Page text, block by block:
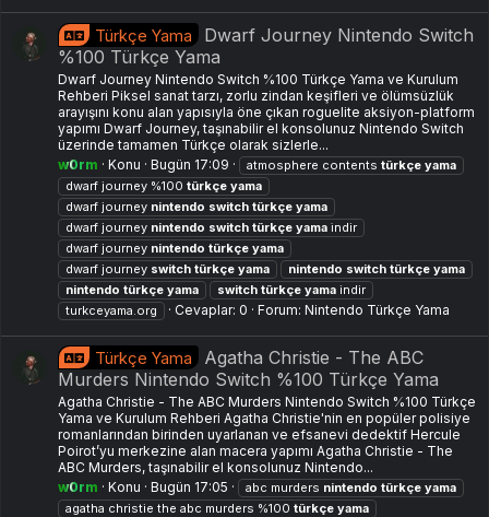
Türkçe Yama
Dwarf Journey Nintendo Switch
%100 Türkçe Yama
Dwarf Journey Nintendo Switch %100 Türkçe Yama ve Kurulum
Rehberi Piksel sanat tarzı, zorlu zindan keşifleri ve ölümsüzlük
arayışını konu alan yapısıyla öne çıkan roguelite aksiyon-platform
yapımı Dwarf Journey, taşınabilir el konsolunuz Nintendo Switch
üzerinde tamamen Türkçe olarak sizlerle...
w0rm
Konu Bugün 17:09 atmosphere contents türkçe yama
dwarf journey %100 türkçe yama
dwarf journey nintendo switch türkçe yama
dwarf journey nintendo switch türkçe yama i̇ndir
dwarf journey nintendo türkçe yama
dwarf journey switch türkçe yama nintendo switch türkçe yama
nintendo türkçe yama switch türkçe yama indir
turkceyama.org
Cevaplar: 0 Forum: Nintendo Türkçe Yama
Türkçe Yama
Agatha Christie - The ABC
Murders Nintendo Switch %100 Türkçe Yama
Agatha Christie - The ABC Murders Nintendo Switch %100 Türkçe
Yama ve Kurulum Rehberi Agatha Christie'nin en popüler polisiye
romanlarından birinden uyarlanan ve efsanevi dedektif Hercule
Poirot’yu merkezine alan macera yapımı Agatha Christie - The
ABC Murders, taşınabilir el konsolunuz Nintendo...
w0rm
Konu Bugün 17:05 abc murders nintendo türkçe yama
agatha christie the abc murders %100 türkçe yama